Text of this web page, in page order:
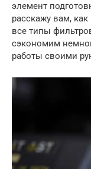
элемент
расскажу вам,
все типы
сэкономим
работы своими